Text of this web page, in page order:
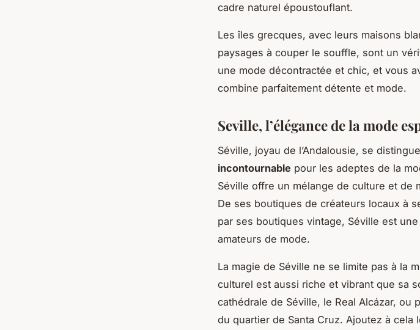
cadre naturel époustouflant.
Les îles grecques, avec leurs maisons
paysages à couper le souffle, sont un
une mode décontractée et chic, et vous
combine parfaitement détente et mode.
Seville, l’élégance de la mode
Séville, joyau de l’Andalousie, se
incontournable pour les adeptes de la
Séville offre un mélange de culture et de
De ses boutiques de créateurs locaux à
par ses boutiques vintage, Séville est
amateurs de mode.
La magie de Séville ne se limite pas à la
culturel est aussi riche et vibrant que sa
cathédrale de Séville, le Real Alcázar,
du quartier de Santa Cruz. Ajoutez à